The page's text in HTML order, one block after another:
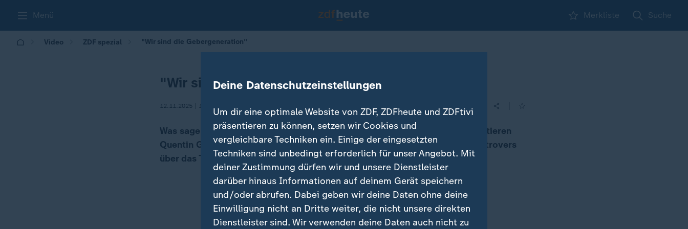
Menü Merkliste Suche
Video ZDF spezial "Wir sind die Gebergeneration"
"Wir sind die Gebergeneration"
12.11.2025 | 13:50
Was sagen junge Menschen zur geplanten Wehrpflicht? Im ZDF Spezial diskutieren
Quentin Gärtner, ein Rekrut der Bundeswehr und zwei Content Creators kontrovers
über das Thema.
Deine Datenschutzeinstellungen
Um dir eine optimale Website von ZDF, ZDFheute und ZDFtivi
präsentieren zu können, setzen wir Cookies und
vergleichbare Techniken ein. Einige der eingesetzten
Techniken sind unbedingt erforderlich für unser Angebot. Mit
deiner Zustimmung dürfen wir und unsere Dienstleister
darüber hinaus Informationen auf deinem Gerät speichern
und/oder abrufen. Dabei geben wir deine Daten ohne deine
Einwilligung nicht an Dritte weiter, die nicht unsere direkten
Dienstleister sind. Wir verwenden deine Daten auch nicht zu